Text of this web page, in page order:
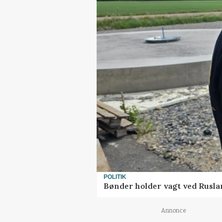
POLITIK
Bønder holder vagt ved
Annonce